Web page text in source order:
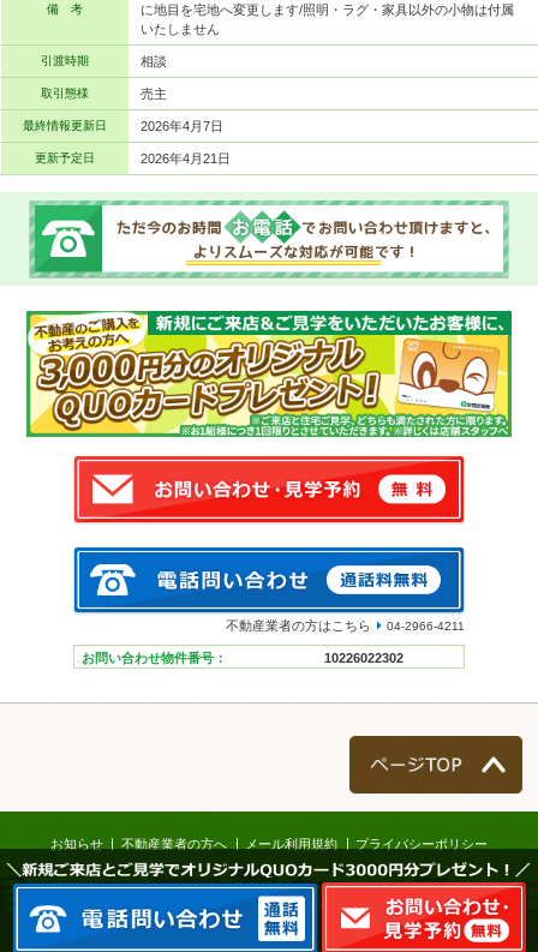
備 考
に地目を宅地へ変更します/照明・ラグ・家具以外の小物は付属
いたしません
引渡時期 相談
取引態様 売主
最終情報更新日 2026年4月7日
更新予定日 2026年4月21日
不動産業者の方はこちら 04-2966-4211
お問い合わせ物件番号： 10226022302
＼新規ご来店とご見学でオリジナルQUOカード3000円分プレゼント！／
お知らせ 不動産業者の方へ メール利用規約 プライバシーポリシー